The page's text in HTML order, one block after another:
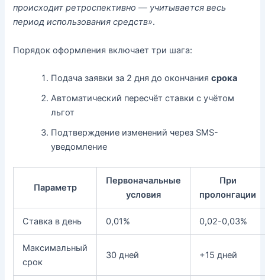
происходит ретроспективно — учитывается весь
период использования средств».
Порядок оформления включает три шага:
Подача заявки за 2 дня до окончаниясрока
Автоматический пересчёт ставки с учётом
льгот
Подтверждение изменений через SMS-
уведомление
Параметр
Первоначальные
условия
При
пролонгации
Ставка в день 0,01% 0,02-0,03%
Максимальный
срок
30 дней +15 дней